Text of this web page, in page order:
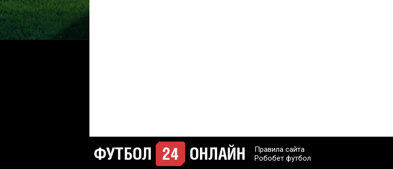
Правила сайта
Робобет футбол